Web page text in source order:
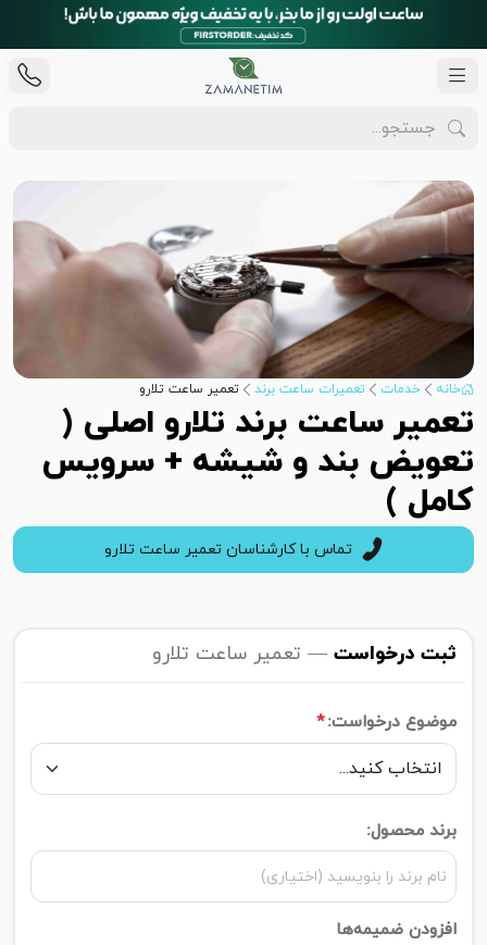
خانه خدمات تعمیرات ساعت برند تعمیر ساعت تلارو
تعمیر ساعت برند تلارو اصلی (
تعویض بند و شیشه + سرویس
کامل )
تماس با کارشناسان تعمیر ساعت تلارو
ثبت درخواست — تعمیر ساعت تلارو
موضوع درخواست:*
برند محصول:
افزودن ضمیمه‌ها